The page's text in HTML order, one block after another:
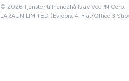
© 2026 Tjänster tillhandahålls av VeePN Corp.,
LARAUN LIMITED (Evropis, 4, Flat/Office 3